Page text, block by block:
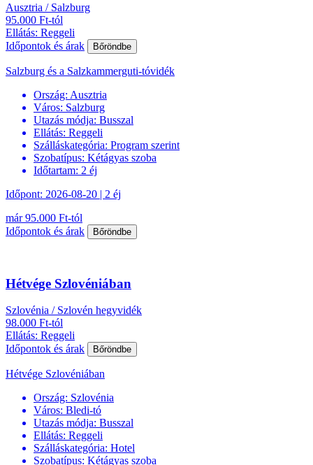
Ausztria / Salzburg
95.000 Ft-tól
Ellátás: Reggeli
Időpontok és árak
Bőröndbe
Salzburg és a Salzkammerguti-tóvidék
Ország: Ausztria
Város: Salzburg
Utazás módja: Busszal
Ellátás: Reggeli
Szálláskategória: Program szerint
Szobatípus: Kétágyas szoba
Időtartam: 2 éj
Időpont: 2026-08-20 | 2 éj
már 95.000 Ft-tól
Időpontok és árak
Bőröndbe
Hétvége Szlovéniában
Szlovénia / Szlovén hegyvidék
98.000 Ft-tól
Ellátás: Reggeli
Időpontok és árak
Bőröndbe
Hétvége Szlovéniában
Ország: Szlovénia
Város: Bledi-tó
Utazás módja: Busszal
Ellátás: Reggeli
Szálláskategória: Hotel
Szobatípus: Kétágyas szoba